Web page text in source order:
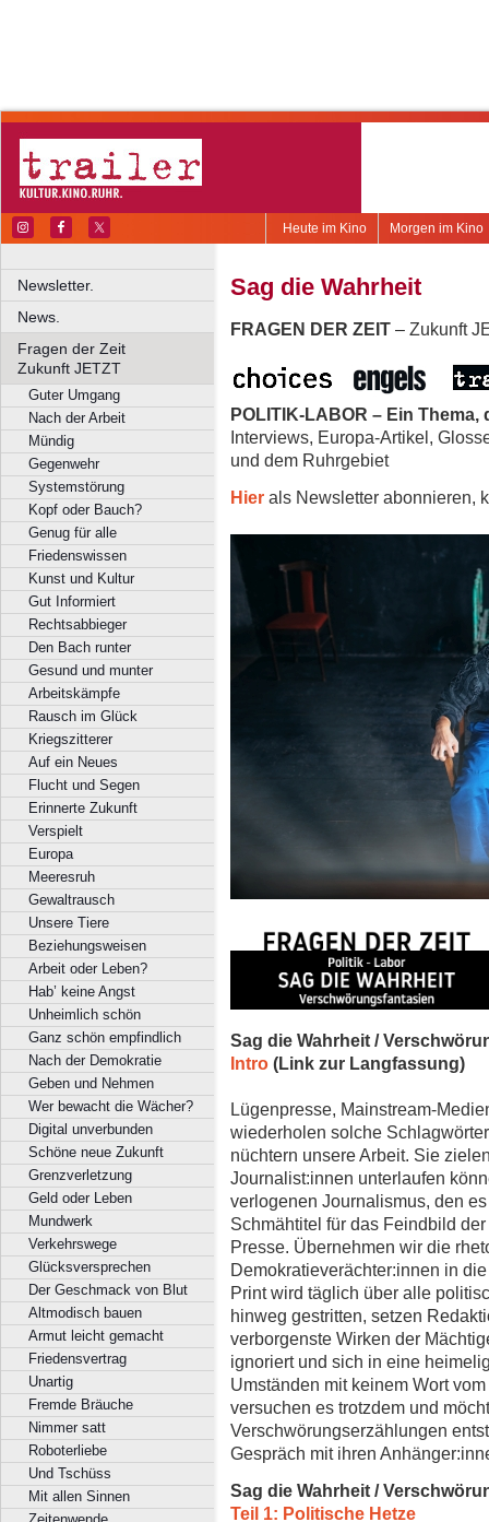
Morgen im Kino
Heute im Kino
Newsletter.
News.
Fragen der Zeit
Zukunft JETZT
Guter Umgang
Nach der Arbeit
Mündig
Gegenwehr
Systemstörung
Kopf oder Bauch?
Genug für alle
Friedenswissen
Kunst und Kultur
Gut Informiert
Rechtsabbieger
Den Bach runter
Gesund und munter
Arbeitskämpfe
Rausch im Glück
Kriegszitterer
Auf ein Neues
Flucht und Segen
Erinnerte Zukunft
Verspielt
Europa
Meeresruh
Gewaltrausch
Unsere Tiere
Beziehungsweisen
Arbeit oder Leben?
Hab’ keine Angst
Unheimlich schön
Ganz schön empfindlich
Nach der Demokratie
Geben und Nehmen
Wer bewacht die Wächer?
Digital unverbunden
Schöne neue Zukunft
Grenzverletzung
Geld oder Leben
Mundwerk
Verkehrswege
Glücksversprechen
Der Geschmack von Blut
Altmodisch bauen
Armut leicht gemacht
Friedensvertrag
Unartig
Fremde Bräuche
Nimmer satt
Roboterliebe
Und Tschüss
Mit allen Sinnen
Sag die Wahrheit
FRAGEN DER ZEIT – Zukunft
POLITIK-LABOR – Ein
Interviews, Europa-Artikel,
und dem Ruhrgebiet
Hier als Newsletter abonnieren,
Sag die Wahrheit /
Intro (Link zur Langfassung)
Lügenpresse, Mainstream-
wiederholen solche
nüchtern unsere Arbeit. Sie
Journalist:innen unterlaufen
verlogenen Journalismus, den
Schmähtitel für das Feindbild
Presse. Übernehmen wir die
Demokratieverächter:innen in
Print wird täglich über alle
hinweg gestritten, setzen
verborgenste Wirken der
ignoriert und sich in eine
Umständen mit keinem Wort
versuchen es trotzdem und
Verschwörungserzählungen
Gespräch mit ihren
Sag die Wahrheit /
Teil 1: Politische Hetze